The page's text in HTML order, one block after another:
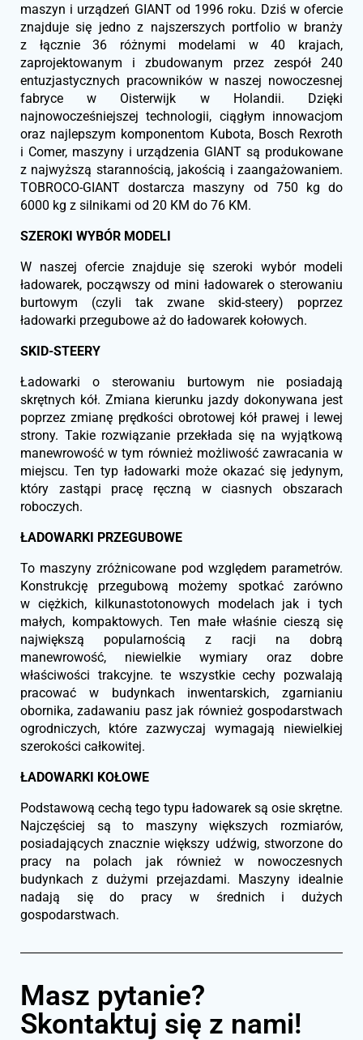
maszyn i urządzeń GIANT od 1996 roku. Dziś w ofercie
znajduje się jedno z najszerszych portfolio w branży
z łącznie 36 różnymi modelami w 40 krajach,
zaprojektowanym i zbudowanym przez zespół 240
entuzjastycznych pracowników w naszej nowoczesnej
fabryce w Oisterwijk w Holandii. Dzięki
najnowocześniejszej technologii, ciągłym innowacjom
oraz najlepszym komponentom Kubota, Bosch Rexroth
i Comer, maszyny i urządzenia GIANT są produkowane
z najwyższą starannością, jakością i zaangażowaniem.
TOBROCO-GIANT dostarcza maszyny od 750 kg do
6000 kg z silnikami od 20 KM do 76 KM.
SZEROKI WYBÓR MODELI
W naszej ofercie znajduje się szeroki wybór modeli
ładowarek, począwszy od mini ładowarek o sterowaniu
burtowym (czyli tak zwane skid-steery) poprzez
ładowarki przegubowe aż do ładowarek kołowych.
SKID-STEERY
Ładowarki o sterowaniu burtowym nie posiadają
skrętnych kół. Zmiana kierunku jazdy dokonywana jest
poprzez zmianę prędkości obrotowej kół prawej i lewej
strony. Takie rozwiązanie przekłada się na wyjątkową
manewrowość w tym również możliwość zawracania w
miejscu. Ten typ ładowarki może okazać się jedynym,
który zastąpi pracę ręczną w ciasnych obszarach
roboczych.
ŁADOWARKI PRZEGUBOWE
To maszyny zróżnicowane pod względem parametrów.
Konstrukcję przegubową możemy spotkać zarówno
w ciężkich, kilkunastotonowych modelach jak i tych
małych, kompaktowych. Ten małe właśnie cieszą się
największą popularnością z racji na dobrą
manewrowość, niewielkie wymiary oraz dobre
właściwości trakcyjne. te wszystkie cechy pozwalają
pracować w budynkach inwentarskich, zgarnianiu
obornika, zadawaniu pasz jak również gospodarstwach
ogrodniczych, które zazwyczaj wymagają niewielkiej
szerokości całkowitej.
ŁADOWARKI KOŁOWE
Podstawową cechą tego typu ładowarek są osie skrętne.
Najczęściej są to maszyny większych rozmiarów,
posiadających znacznie większy udźwig, stworzone do
pracy na polach jak również w nowoczesnych
budynkach z dużymi przejazdami. Maszyny idealnie
nadają się do pracy w średnich i dużych
gospodarstwach.
Masz pytanie?
Skontaktuj się z nami!